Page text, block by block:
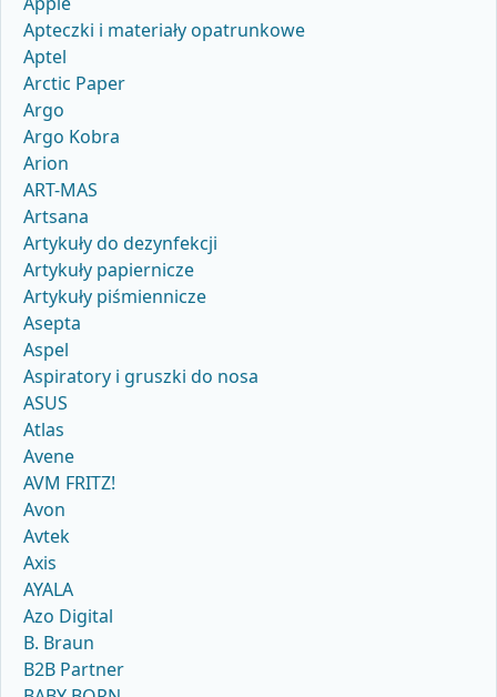
Apteczki i materiały opatrunkowe
Aptel
Arctic Paper
Argo
Argo Kobra
Arion
ART-MAS
Artsana
Artykuły do dezynfekcji
Artykuły papiernicze
Artykuły piśmiennicze
Asepta
Aspel
Aspiratory i gruszki do nosa
ASUS
Atlas
Avene
AVM FRITZ!
Avon
Avtek
Axis
AYALA
Azo Digital
B. Braun
B2B Partner